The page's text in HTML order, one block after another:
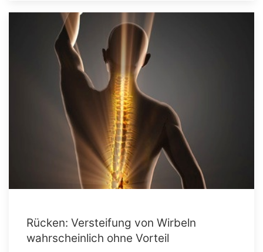
Rücken: Versteifung von Wirbeln
wahrscheinlich ohne Vorteil